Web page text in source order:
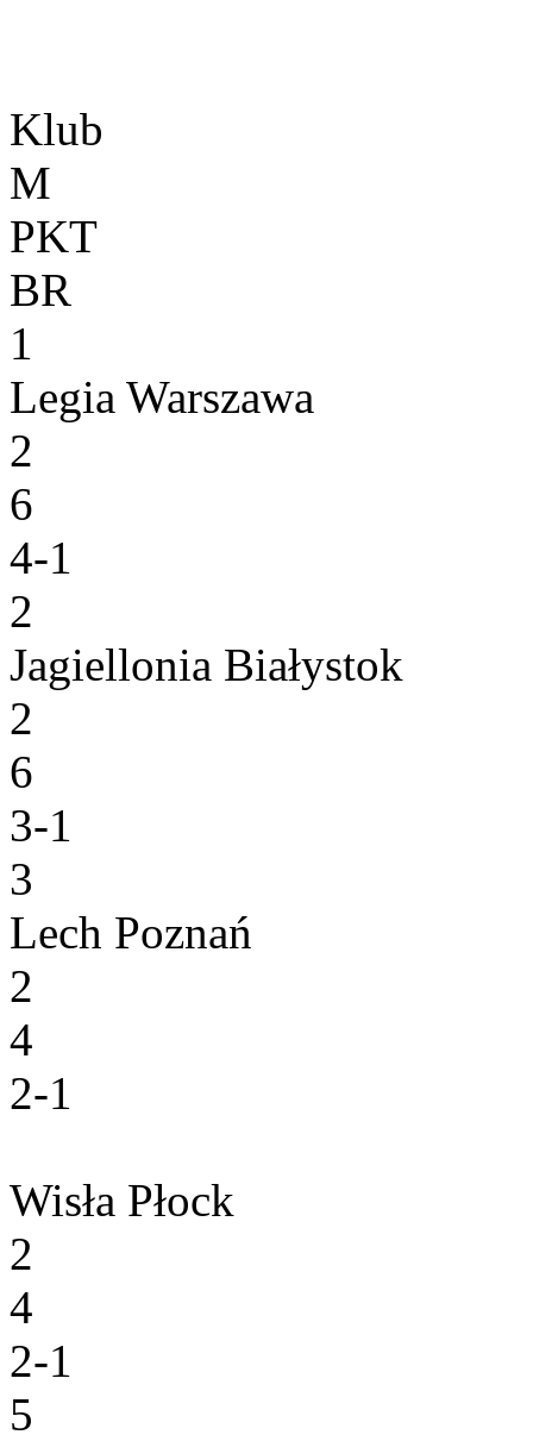
Klub
M
PKT
BR
1
Legia Warszawa
2
6
4-1
2
Jagiellonia Białystok
2
6
3-1
3
Lech Poznań
2
4
2-1
Wisła Płock
2
4
2-1
5